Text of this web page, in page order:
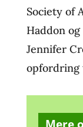
Society of
Haddon
Jennifer
opfordring